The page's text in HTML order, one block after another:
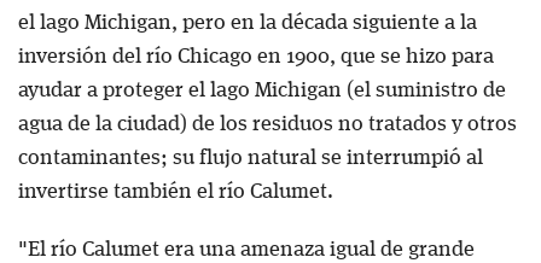
el lago Michigan, pero en la década siguiente a la
inversión del río Chicago en 1900, que se hizo para
ayudar a proteger el lago Michigan (el suministro de
agua de la ciudad) de los residuos no tratados y otros
contaminantes; su flujo natural se interrumpió al
invertirse también el río Calumet.
"El río Calumet era una amenaza igual de grande